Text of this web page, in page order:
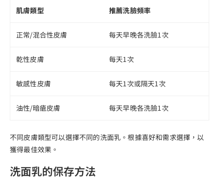
肌膚類型 推薦洗臉頻率
正常/混合性皮膚 每天早晚各洗臉1次
乾性皮膚 每天1次
敏感性皮膚 每天1次或隔天1次
油性/暗瘡皮膚 每天早晚各洗臉1次
不同皮膚類型可以選擇不同的洗面乳。根據喜好和需求選擇，以
獲得最佳效果。
洗面乳的保存方法